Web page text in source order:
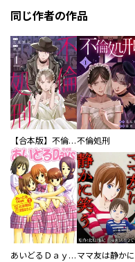
同じ作者の作品
【合本版】不倫処刑不倫処刑
あいどるＤａｙｓ